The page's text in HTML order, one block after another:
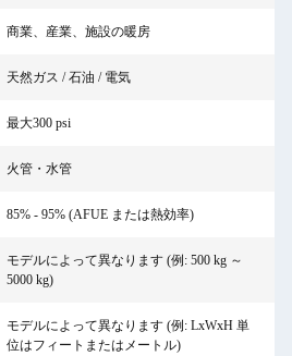
商業、産業、施設の暖房
天然ガス / 石油 / 電気
最大300 psi
火管・水管
85% - 95% (AFUE または熱効率)
モデルによって異なります (例: 500 kg ～
5000 kg)
モデルによって異なります (例: LxWxH 単
位はフィートまたはメートル)